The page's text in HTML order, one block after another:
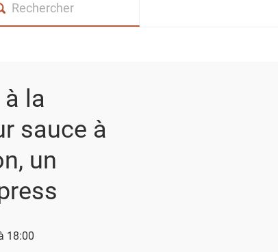
la
sauce à
un
18:00